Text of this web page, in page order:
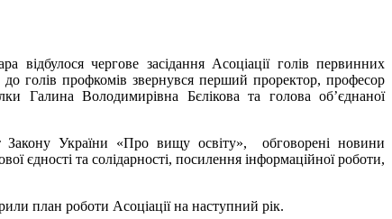
чергове засідання Асоціації голів первинних
до голів профкомів звернувся перший проректор, професор
Галина Володимирівна Бєлікова та голова об’єднаної
України «Про вищу освіту», обговорені новини
єдності та солідарності, посилення інформаційної роботи,
план роботи Асоціації на наступний рік.